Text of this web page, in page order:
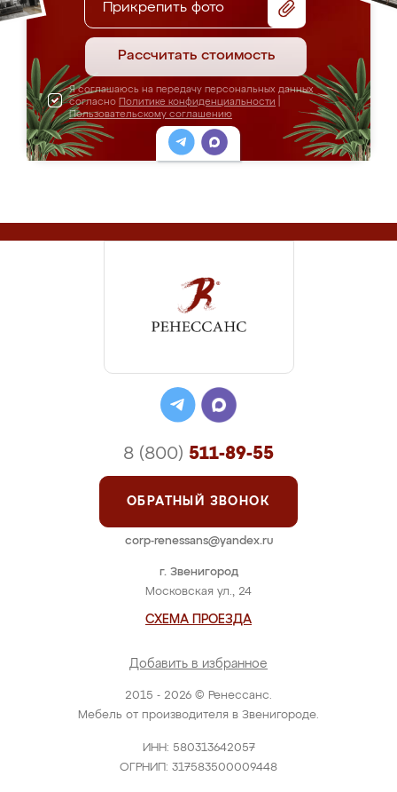
Прикрепить фото
Рассчитать стоимость
Я соглашаюсь на передачу персональных данных
согласно Политике конфиденциальности
Пользовательскому соглашению
2015 - 2026 © Ренессанс.
Мебель от производителя в Звенигороде.
ИНН: 580313642057
ОГРНИП: 317583500009448
г. Звенигород
Московская ул., 24
СХЕМА ПРОЕЗДА
Добавить в избранное
8 (800) 511-89-55
ОБРАТНЫЙ ЗВОНОК
corp-renessans@yandex.ru